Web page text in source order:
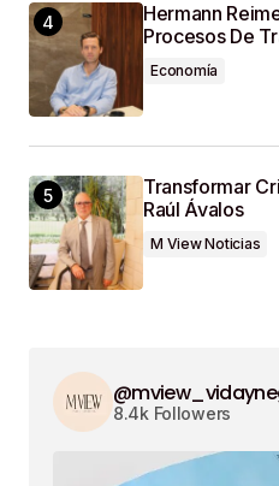
Hermann
Procesos De
Economía
Transformar
Raúl Ávalos
M View Noticias
8.4k Followers